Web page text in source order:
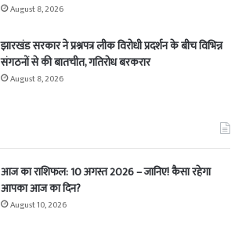
August 8, 2026
झारखंड सरकार ने प्रश्नपत्र लीक विरोधी प्रदर्शन के बीच विभिन्न
संगठनों से की बातचीत, गतिरोध बरकरार
August 8, 2026
आज का राशिफल: 10 अगस्त 2026 – जानिए! कैसा रहेगा
आपका आज का दिन?
August 10, 2026